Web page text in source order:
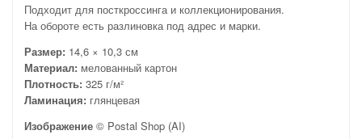
Подходит для посткроссинга и коллекционирования.
На обороте есть разлиновка под адрес и марки.
Размер: 14,6 × 10,3 см
Материал: мелованный картон
Плотность: 325 г/м²
Ламинация: глянцевая
Изображение © Postal Shop (AI)